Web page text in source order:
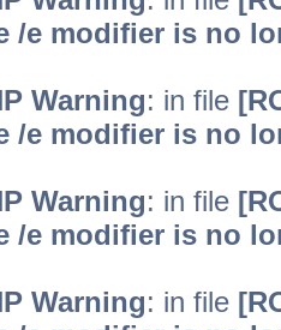
/e modifier is no
Warning: in file
/e modifier is no
Warning: in file
/e modifier is no
Warning: in file